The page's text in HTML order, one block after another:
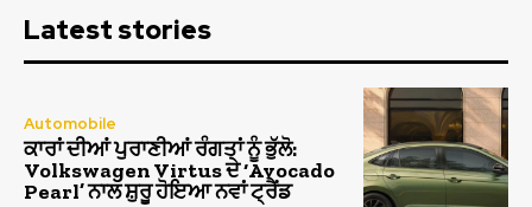
Latest stories
Automobile
ਕਾਰਾਂ ਦੀਆਂ ਪੁਰਾਣੀਆਂ ਰੰਗਤਾਂ ਨੂੰ ਭੁੱਲੋ:
Volkswagen Virtus ਦੇ ‘Avocado
Pearl’ ਨਾਲ ਸ਼ੁਰੂ ਹੋਇਆ ਨਵਾਂ ਟ੍ਰੈਂਡ